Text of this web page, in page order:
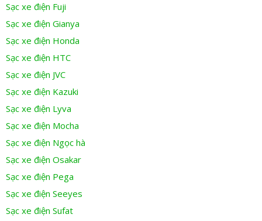
Sạc xe điện Fuji
Sạc xe điện Gianya
Sạc xe điện Honda
Sạc xe điện HTC
Sạc xe điện JVC
Sạc xe điện Kazuki
Sạc xe điện Lyva
Sạc xe điện Mocha
Sạc xe điện Ngọc hà
Sạc xe điện Osakar
Sạc xe điện Pega
Sạc xe điện Seeyes
Sạc xe điện Sufat